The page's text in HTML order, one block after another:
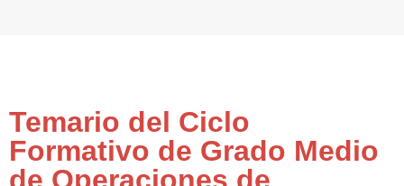
Temario del Ciclo
Formativo de Grado Medio